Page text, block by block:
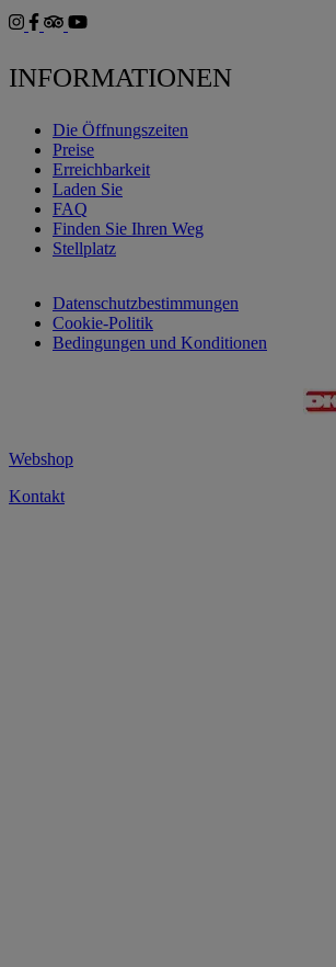
INFORMATIONEN
Die Öffnungszeiten
Preise
Erreichbarkeit
Laden Sie
FAQ
Finden Sie Ihren Weg
Stellplatz
Datenschutzbestimmungen
Cookie-Politik
Bedingungen und Konditionen
Webshop
Kontakt